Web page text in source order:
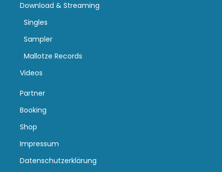
Download & Streaming
Singles
Sampler
Mallotze Records
Videos
Partner
Booking
Shop
Impressum
Datenschutzerklärung